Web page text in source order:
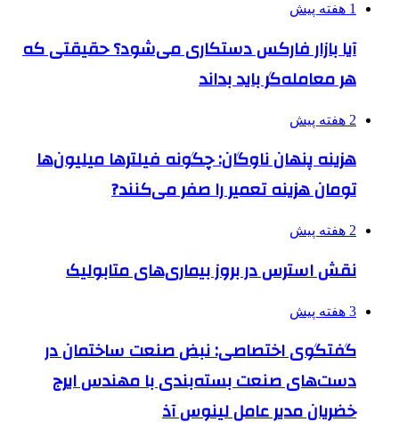
1 هفته پیش
آیا بازار فارکس دستکاری می‌شود؟ حقیقتی که
هر معامله‌گر باید بداند
2 هفته پیش
هزینه پنهان ناوگان: چگونه فیلترها میلیون‌ها
تومان هزینه تعمیر را صفر می‌کنند?
2 هفته پیش
نقش استرس در بروز بیماری‌های متابولیک
3 هفته پیش
گفتگوی اختصاصی: نبض صنعت ساختمان در
دست‌های صنعت بسته‌بندی با مهندس ایرج
خضریان مدیر عامل لینوس آذ